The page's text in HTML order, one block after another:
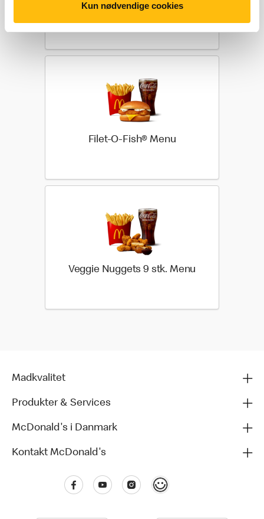
Kun nødvendige cookies
McChicken® Menu
Filet-O-Fish® Menu
Veggie Nuggets 9 stk. Menu
Madkvalitet
Produkter & Services
McDonald's i Danmark
Kontakt McDonald's